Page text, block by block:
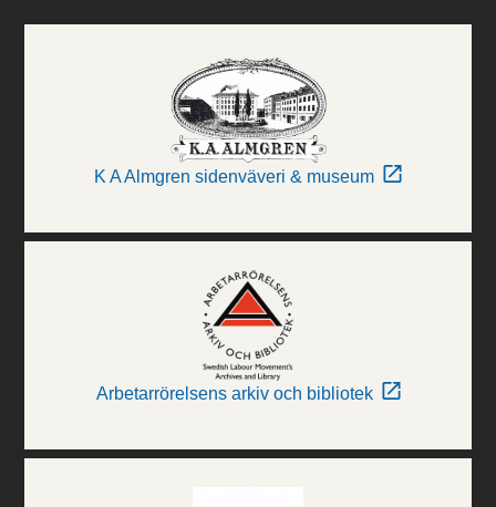
K A Almgren sidenväveri & museum
Arbetarrörelsens arkiv och bibliotek